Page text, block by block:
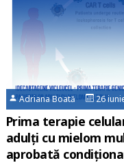
Adriana Boată 26
Prima terapie
adulți cu mielom
aprobată